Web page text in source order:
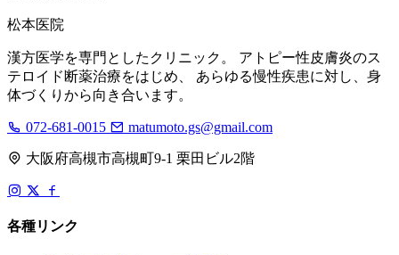
松本医院
漢方医学を専門としたクリニック。 アトピー性皮膚炎のス
テロイド断薬治療をはじめ、 あらゆる慢性疾患に対し、身
体づくりから向き合います。
072-681-0015 matumoto.gs@gmail.com
大阪府高槻市高槻町9-1 栗田ビル2階
各種リンク